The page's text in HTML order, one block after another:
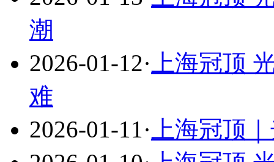
潮
2026-01-12· 上海冠顶
难
2026-01-11· 上海冠顶